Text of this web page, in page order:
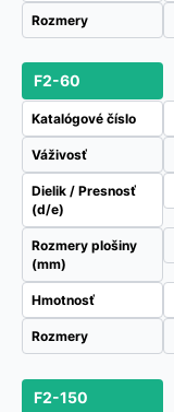
Rozmery
F2-60
Katalógové číslo
Váživosť
Dielik / Presnosť
(d/e)
Rozmery plošiny
(mm)
Hmotnosť
Rozmery
F2-150